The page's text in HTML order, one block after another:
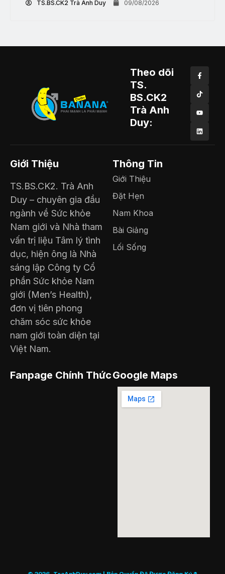
TS.BS.CK2 Trà Anh Duy 09/08/2026
Theo dõi
TS.
BS.CK2
Trà Anh
Duy:
Giới Thiệu
TS.BS.CK2. Trà Anh
Duy – chuyên gia đầu
ngành về Sức khỏe
Nam giới và Nhà tham
vấn trị liệu Tâm lý tình
dục, hiện ông là Nhà
sáng lập Công ty Cổ
phần Sức khỏe Nam
giới (Men’s Health),
đơn vị tiên phong
chăm sóc sức khỏe
nam giới toàn diện tại
Việt Nam.
Thông Tin
Giới Thiệu
Đặt Hẹn
Nam Khoa
Bài Giảng
Lối Sống
Fanpage Chính ThứcGoogle Maps